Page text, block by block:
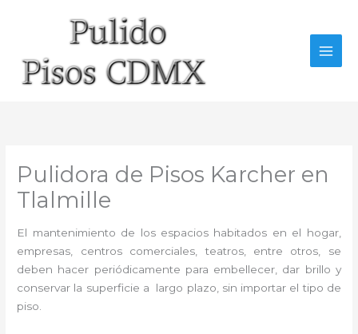
Pulidora de Pisos Karcher en
Tlalmille
El mantenimiento de los espacios habitados en el hogar,
empresas, centros comerciales, teatros, entre otros, se
deben hacer periódicamente para embellecer, dar brillo y
conservar la superficie a largo plazo, sin importar el tipo de
piso.